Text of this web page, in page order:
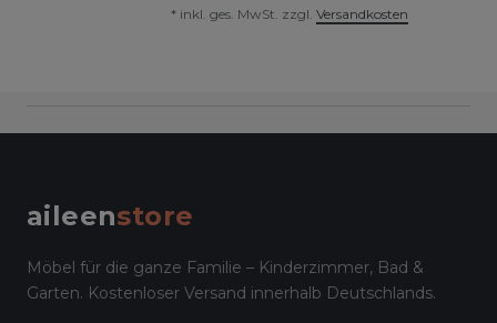
* inkl. ges. MwSt. zzgl. Versandkosten
aileenstore
Möbel für die ganze Familie – Kinderzimmer, Bad &
Garten. Kostenloser Versand innerhalb Deutschlands.